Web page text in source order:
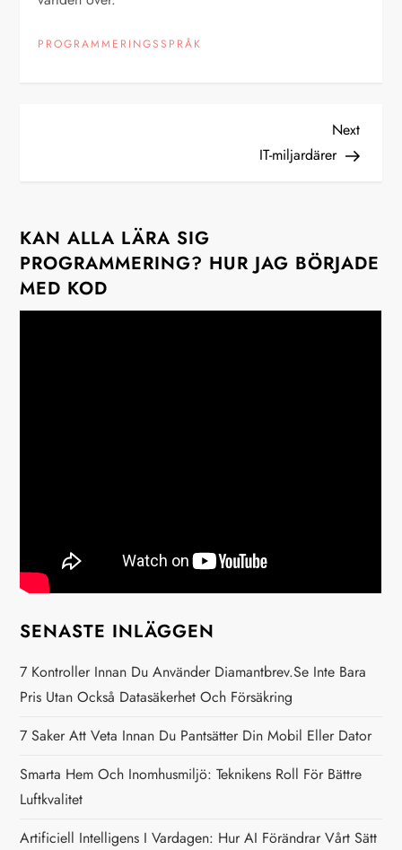
PROGRAMMERINGSSPRÅK
l
ä
g
g
e
r
i
n
g
Next
Post
Next
IT-miljardärer
KAN ALLA LÄRA SIG
PROGRAMMERING? HUR JAG BÖRJADE
MED KOD
SENASTE INLÄGGEN
7 Kontroller Innan Du Använder Diamantbrev.se Inte Bara
Pris Utan Också Datasäkerhet Och Försäkring
7 Saker Att Veta Innan Du Pantsätter Din Mobil Eller Dator
Smarta Hem Och Inomhusmiljö: Teknikens Roll För Bättre
Luftkvalitet
Artificiell Intelligens I Vardagen: Hur AI Förändrar Vårt Sätt